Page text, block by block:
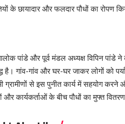
के छायादार और फलदार पौधों का रोपण
पांडे और पूर्व मंडल अध्यक्ष विपिन पांडे
है। गांव-गांव और घर-घर जाकर लोगों को
ग्रामीणों से इस पुनीत कार्य में सहयोग
और कार्यकर्ताओं के बीच पौधों का मुफ्त